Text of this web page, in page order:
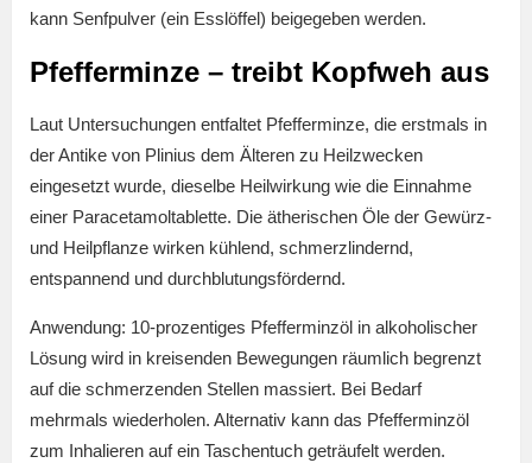
kann Senfpulver (ein Esslöffel) beigegeben werden.
Pfefferminze – treibt Kopfweh aus
Laut Untersuchungen entfaltet Pfefferminze, die erstmals in
der Antike von Plinius dem Älteren zu Heilzwecken
eingesetzt wurde, dieselbe Heilwirkung wie die Einnahme
einer Paracetamoltablette. Die ätherischen Öle der Gewürz-
und Heilpflanze wirken kühlend, schmerzlindernd,
entspannend und durchblutungsfördernd.
Anwendung: 10-prozentiges Pfefferminzöl in alkoholischer
Lösung wird in kreisenden Bewegungen räumlich begrenzt
auf die schmerzenden Stellen massiert. Bei Bedarf
mehrmals wiederholen. Alternativ kann das Pfefferminzöl
zum Inhalieren auf ein Taschentuch geträufelt werden.